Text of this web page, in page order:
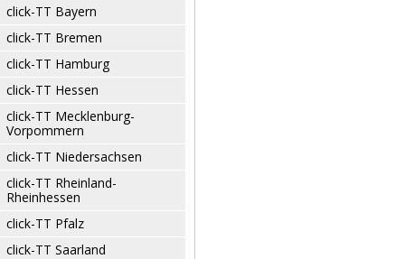
click-TT Bayern
click-TT Bremen
click-TT Hamburg
click-TT Hessen
click-TT Mecklenburg-
Vorpommern
click-TT Niedersachsen
click-TT Rheinland-
Rheinhessen
click-TT Pfalz
click-TT Saarland